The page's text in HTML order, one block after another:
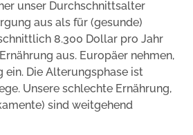
unser Durchschnittsalter
aus als für (gesunde)
8.300 Dollar pro Jahr
aus. Europäer nehmen,
ein. Die Alterungsphase ist
Unsere schlechte Ernährung,
sind weitgehend